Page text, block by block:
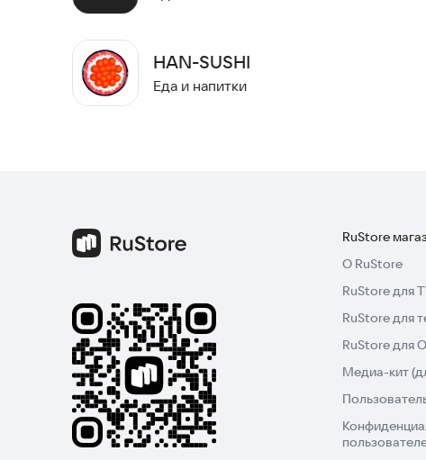
Попробуйте нашу лапшу прямо сейчас и закажите
HAN-SUSHI
Еда и напитки
RuStore
О RuStore
RuStore для
RuStore для
RuStore для
Медиа-кит